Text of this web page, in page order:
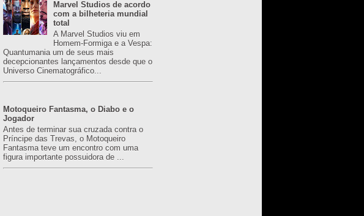
Marvel Studios de acordo
com a bilheteria mundial
total
A Marvel Studios viu em
Homem-Formiga e a Vespa:
Quantumania um de seus mais
decepcionantes lançamentos desde que o
Universo Cinematográfico...
Motoqueiro Fantasma, o Diabo e o
Jogador
Antes de terminar sua cruzada contra o
Príncipe das Trevas, o Motoqueiro
Fantasma teve um encontro com uma
figura importante possuidora de ...